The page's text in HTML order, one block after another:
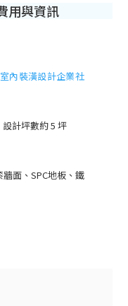
用與資訊
內裝潢設計企業社
設計坪數約 5 坪
面、SPC地板、鐵